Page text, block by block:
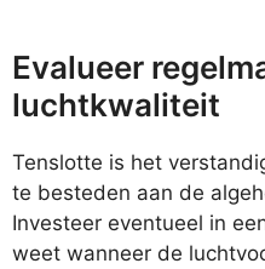
Evalueer
luchtkwaliteit
Tenslotte is het
te besteden aan de
Investeer eventueel in
weet wanneer de